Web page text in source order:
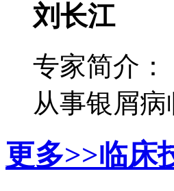
刘长江
专家简介
从事银屑
更多>>临床